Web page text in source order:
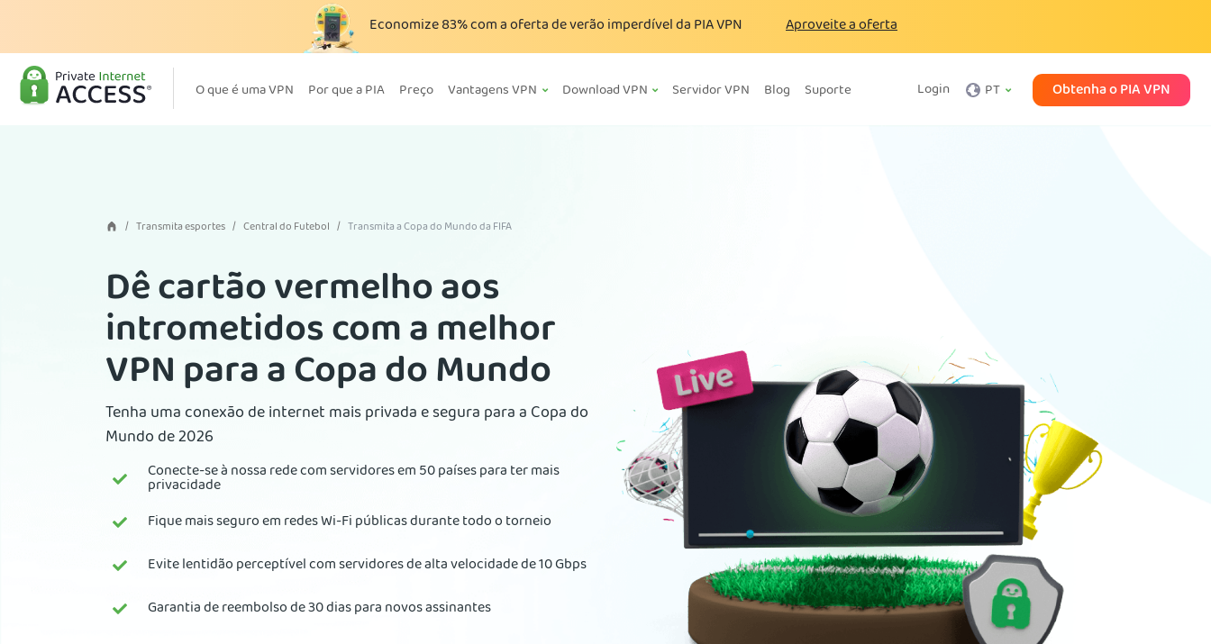
Economize83%com a oferta de verão imperdível da PIA VPN Aproveite a oferta
O que é uma VPN Por que a PIA Preço Vantagens VPN Download VPN Servidor VPN Blog Suporte Login PT Obtenha o PIA VPN
Transmita esportes Central do Futebol Transmita a Copa do Mundo da FIFA
Dê cartão vermelho aos
intrometidos com a melhor
VPN para a Copa do Mundo
Tenha uma conexão de internet mais privada e segura para a Copa do
Mundo de 2026
Conecte-se à nossa rede com servidores em 50 países para ter mais
privacidade
Fique mais seguro em redes Wi-Fi públicas durante todo o torneio
Evite lentidão perceptível com servidores de alta velocidade de 10 Gbps
Garantia de reembolso de 30 dias para novos assinantes